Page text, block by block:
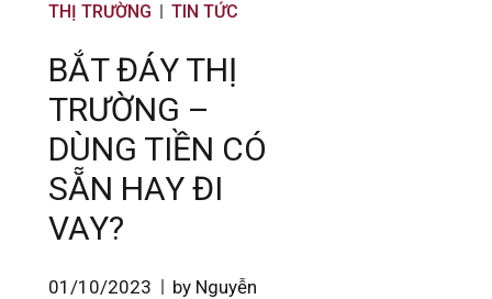
THỊ TRƯỜNG TIN TỨC
BẮT ĐÁY THỊ
TRƯỜNG –
DÙNG TIỀN CÓ
SẴN HAY ĐI
VAY?
01/10/2023
by Nguyễn